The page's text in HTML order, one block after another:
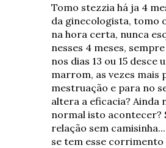
Tomo stezzia há ja 4
da ginecologista, tomo
na hora certa, nunca
nesses 4 meses,
nos dias 13 ou 15
marrom, as vezes mais
mestruação e para no
altera a eficacia? Ainda
normal isto acontecer?
relação sem
se tem esse